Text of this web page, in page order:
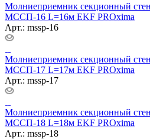
Молниеприемник секционный
МССП-16 L=16м EKF PROxima
Арт.: mssp-16
Молниеприемник секционный
МССП-17 L=17м EKF PROxima
Арт.: mssp-17
Молниеприемник секционный
МССП-18 L=18м EKF PROxima
Арт.: mssp-18